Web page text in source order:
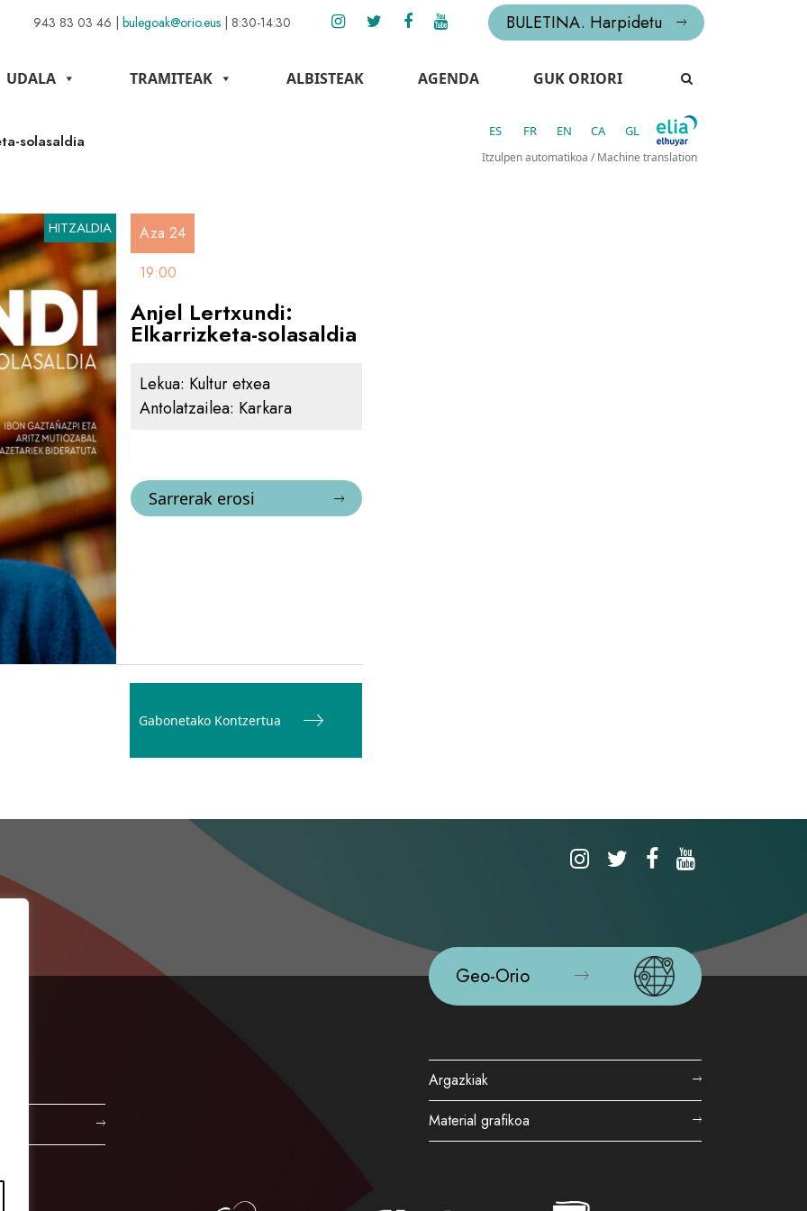
943 83 03 46 | bulegoak@orio.eus | 8:30-14:30 BULETINA. Harpidetu
UDALA TRAMITEAK ALBISTEAK AGENDA GUK ORIORI
solasaldia
ES FR EN CA GL
Itzulpen automatikoa / Machine translation
HITZALDIA
Aza 24
19:00
Anjel Lertxundi:
Elkarrizketa-solasaldia
Lekua: Kultur etxea
Antolatzailea: Karkara
Sarrerak erosi
Gabonetako Kontzertua
Geo-Orio
Argazkiak
Material grafikoa